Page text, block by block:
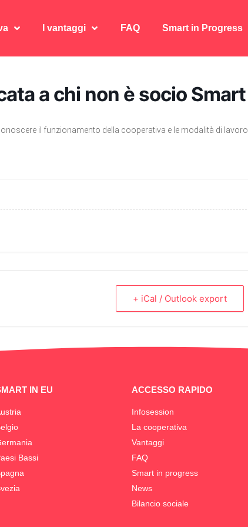
I vantaggi FAQ Smart in Progress
a chi non è socio Smart
il funzionamento della cooperativa e le modalità di lavoro.
+ iCal / Outlook export
IN EU
Bassi
ACCESSO RAPIDO
Infosession
La cooperativa
Vantaggi
FAQ
Smart in progress
News
Bilancio sociale